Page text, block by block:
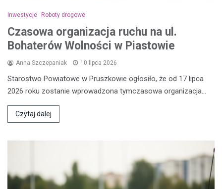
Inwestycje Roboty drogowe
Czasowa organizacja ruchu na ul.
Bohaterów Wolności w Piastowie
Anna Szczepaniak 10 lipca 2026
Starostwo Powiatowe w Pruszkowie ogłosiło, że od 17 lipca
2026 roku zostanie wprowadzona tymczasowa organizacja…
Czytaj dalej